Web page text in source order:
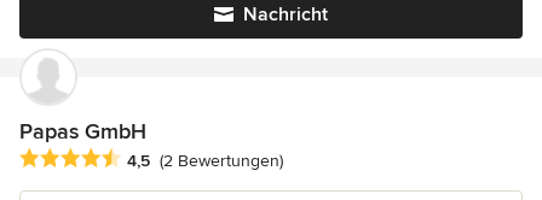
Nachricht
Papas GmbH
Durchschnittliche Bewertung: 4.5 von 5 Sternen
4,5 (2 Bewertungen)